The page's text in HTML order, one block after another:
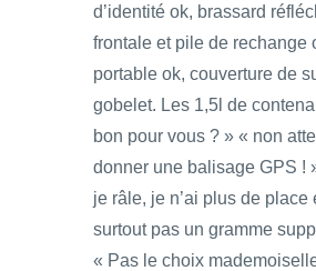
d’identité ok, brassard
frontale et pile de rechange
portable ok, couverture de
gobelet. Les 1,5l de
bon pour vous ? » « non
donner une balisage GPS !
je râle, je n’ai plus de place
surtout pas un gramme
« Pas le choix